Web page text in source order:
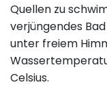
Quellen zu
verjüngendes
unter freiem
Celsius.